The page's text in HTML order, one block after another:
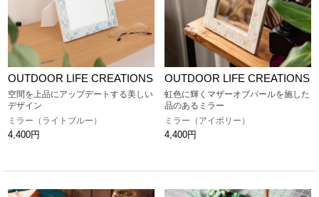
OUTDOOR LIFE CREATIONS
空間を上品にアップデートする美しい
デザイン
ミラー（ライトブルー）
4,400円
OUTDOOR LIFE CREATIONS
虹色に輝くマザーオブパールを施した
品のあるミラー
ミラー（アイボリー）
4,400円